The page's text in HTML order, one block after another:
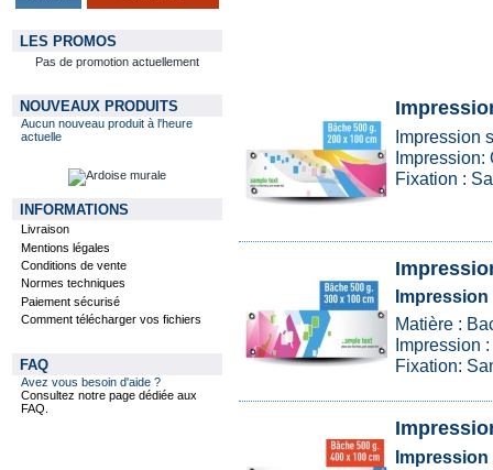
LES PROMOS
Pas de promotion actuellement
NOUVEAUX PRODUITS
Aucun nouveau produit à l'heure
actuelle
INFORMATIONS
Livraison
Mentions légales
Conditions de vente
Normes techniques
Paiement sécurisé
Comment télécharger vos fichiers
FAQ
Avez vous besoin d'aide ?
Consultez notre page dédiée aux
FAQ.
Impression
Impression:
Fixation :
Impression
Matière :
Impression
Fixation:
Impression